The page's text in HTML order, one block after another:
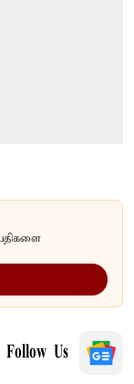
Follow Us